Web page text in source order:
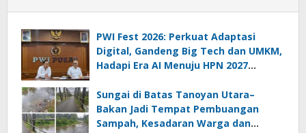
PWI Fest 2026: Perkuat Adaptasi
Digital, Gandeng Big Tech dan UMKM,
Hadapi Era AI Menuju HPN 2027
Sungai di Batas Tanoyan Utara–
Bakan Jadi Tempat Pembuangan
Sampah, Kesadaran Warga dan